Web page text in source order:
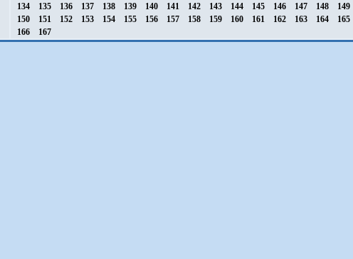
134
135 136 137 138 139 140 141 142 143 144 145 146 147 148
149
150
151 152 153 154 155 156 157 158 159 160 161 162 163 164
165
166
167